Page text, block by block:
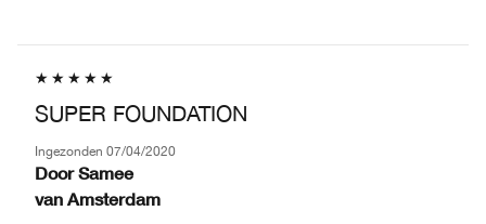
SUPER FOUNDATION
Ingezonden 07/04/2020
Door Samee
van Amsterdam